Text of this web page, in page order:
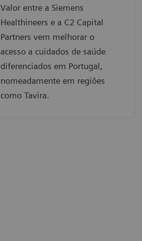
Valor entre a Siemens
Healthineers e a C2 Capital
Partners vem melhorar o
acesso a cuidados de saúde
diferenciados em Portugal,
nomeadamente em regiões
como Tavira.